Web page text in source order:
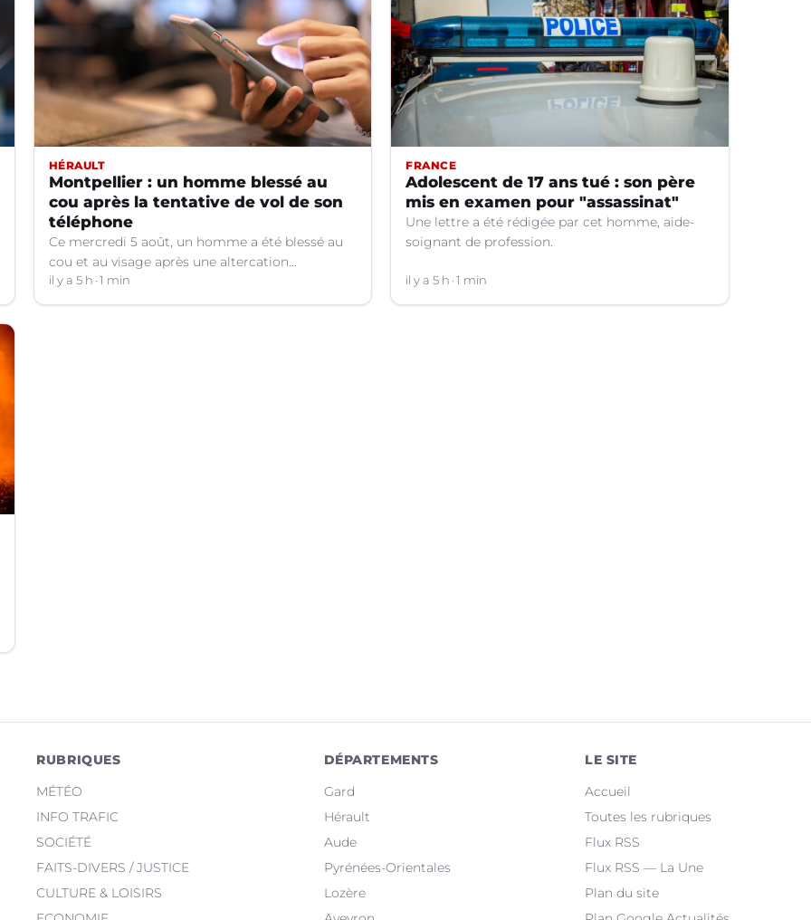
HÉRAULT
Montpellier : un homme blessé au
cou après la tentative de vol de son
téléphone
Ce mercredi 5 août, un homme a été blessé au
cou et au visage après une altercation
concernant un téléphone portable à Montpellier
(Hérault).
il y a 5 h 1 min
FRANCE
Adolescent de 17 ans tué : son père
mis en examen pour "assassinat"
Une lettre a été rédigée par cet homme, aide-
soignant de profession.
il y a 5 h 1 min
RUBRIQUES
MÉTÉO
INFO TRAFIC
SOCIÉTÉ
FAITS-DIVERS / JUSTICE
CULTURE & LOISIRS
DÉPARTEMENTS
Gard
Hérault
Aude
Pyrénées-Orientales
Lozère
LE SITE
Accueil
Toutes les rubriques
Flux RSS
Flux RSS — La Une
Plan du site